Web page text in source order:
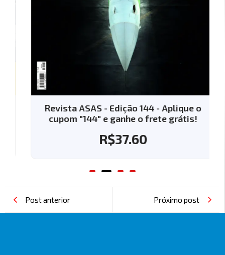
Revista ASAS - Edição 144 - Aplique o
cupom "144" e ganhe o frete grátis!
R$37.60
Post anterior Próximo post